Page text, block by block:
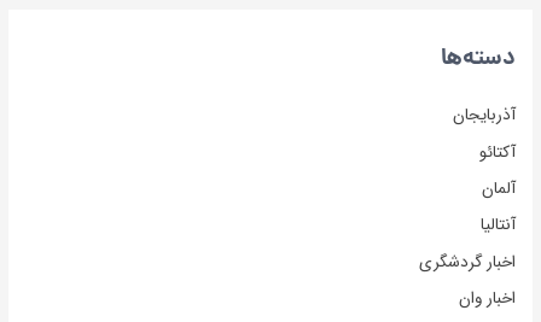
دسته‌ها
آذربایجان
آکتائو
آلمان
آنتالیا
اخبار گردشگری
اخبار وان